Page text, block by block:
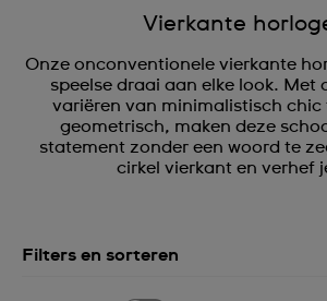
Vierkante
Onze onconventionele vierkante
speelse draai aan elke look. Met
variëren van minimalistisch chic
geometrisch, maken deze
statement zonder een woord te
cirkel vierkant en verhef
Filters en sorteren